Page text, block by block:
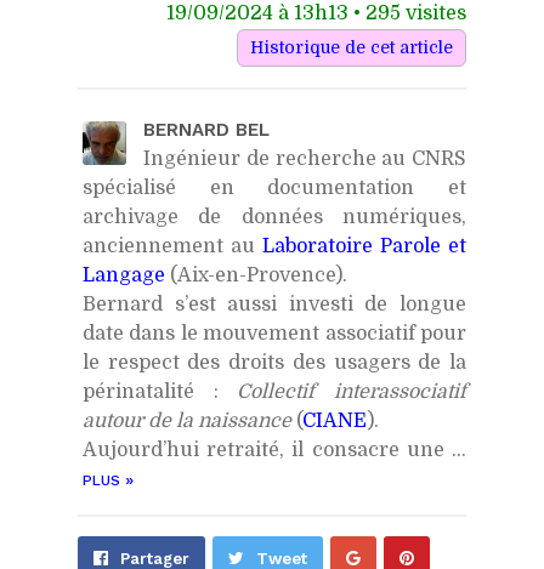
19/09/2024 à 13h13 • 295 visites
BERNARD BEL
Ingénieur de recherche au CNRS
spécialisé en documentation et
archivage de données numériques,
anciennement au Laboratoire Parole et
Langage (Aix-en-Provence).
Bernard s’est aussi investi de longue
date dans le mouvement associatif pour
le respect des droits des usagers de la
périnatalité : Collectif interassociatif
autour de la naissance(CIANE).
Aujourd’hui retraité, il consacre une ...
PLUS »
Partager Tweet PartagerÉpingler